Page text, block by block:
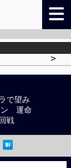
>
で望み
ン 運命
戦